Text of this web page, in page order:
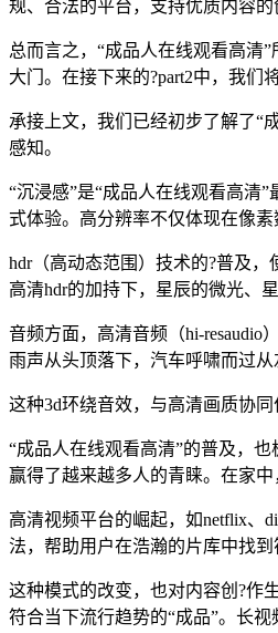
规、合法的平台，支持优质内容
总而言之，“成品人在线观看高清
大门。在接下来的?part2中，我们
承接上文，我们已经初步了解了“
感知。
“沉浸感”是“成品人在线观看高清
式体验。高分辨率不仅体现在像
hdr（高动态范围）技术的?普及
高清hdr的加持下，星辰的微光、
音频方面，高清音频（hi-resaudio
雨声从头顶落下，汽车呼啸而过从
这种3d环绕音效，与高清画质协
“成品人在线观看高清”的普及，
赢得了越来越多人的青睐。在家
高清视频平台的崛起，如netflix、
法，帮助用户在浩瀚的片库中找
这种模式的改变，也对内容创?作
符合当下流行趋势的“成品”。长